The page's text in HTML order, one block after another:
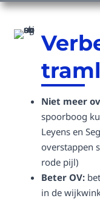
Niet meer
spoorboog
Leyens en
overstappen
rode pijl)
Beter OV:
in de